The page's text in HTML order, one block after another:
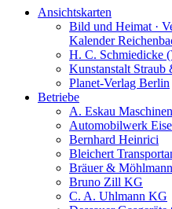
Ansichtskarten
Bild und Heimat ·
Kalender
H. C. Schmiedicke
Kunstanstalt Straub
Planet-Verlag Berlin
Betriebe
A. Eskau
Automobilwerk
Bernhard Heinrici
Bleichert
Bräuer &
Bruno Zill KG
C. A. Uhlmann KG